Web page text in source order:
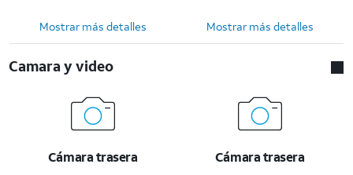
Mostrar más detalles Mostrar más detalles
Camara y video
Cámara trasera
Cámara trasera